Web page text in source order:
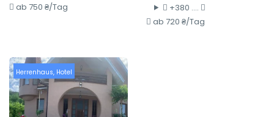
ab 750 ₴/Tag
+380 ....
ab 720 ₴/Tag
Herrenhaus, Hotel